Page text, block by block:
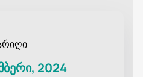
2024